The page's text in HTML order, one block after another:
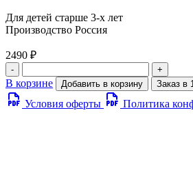
Для детей старше 3-х лет
Производство Россия
2490 ₽
- +
В корзине Добавить в корзину Заказ в
Условия оферты Политика